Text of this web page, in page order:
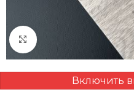
Нажмите, чтобы
Включить